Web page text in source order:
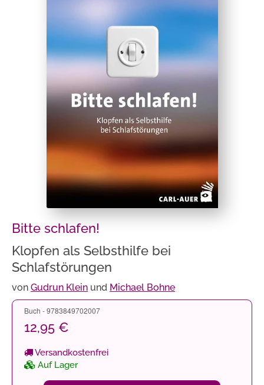
Bitte schlafen!
Klopfen als Selbsthilfe bei
Schlafstörungen
von Gudrun Klein und Michael Bohne
Buch - 9783849702007
12,95 €
Versandkostenfrei
Auf Lager